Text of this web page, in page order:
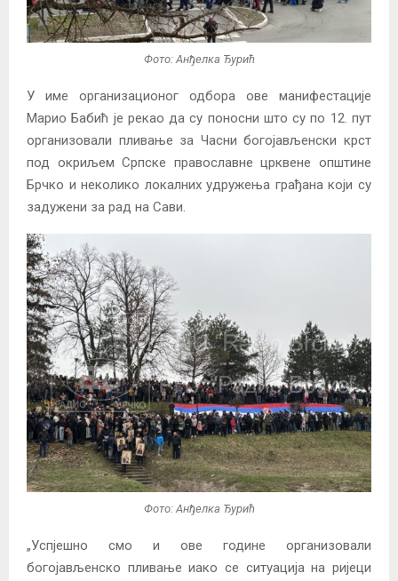
Фото: Анђелка Ђурић
У име организационог одбора ове манифестације
Марио Бабић је рекао да су поносни што су по 12. пут
организовали пливање за Часни богојављенски крст
под окриљем Српске православне црквене општине
Брчко и неколико локалних удружења грађана који су
задужени за рад на Сави.
Фото: Анђелка Ђурић
„Успјешно смо и ове године организовали
богојављенско пливање иако се ситуација на ријеци